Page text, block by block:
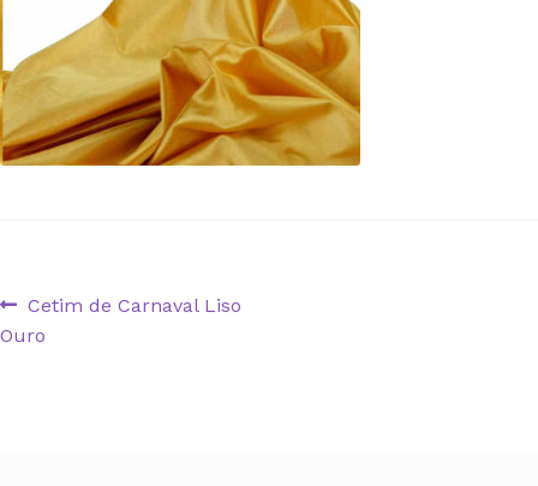
Navegação
de
Artigo
anterior:
Cetim de Carnaval Liso
Ouro